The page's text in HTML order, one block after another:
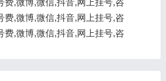
费,微博,微信,抖音,网上挂号,咨
费,微博,微信,抖音,网上挂号,咨
费,微博,微信,抖音,网上挂号,咨